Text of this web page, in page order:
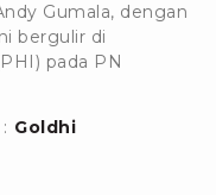
Gumala, dengan
bergulir di
pada PN
Goldhi